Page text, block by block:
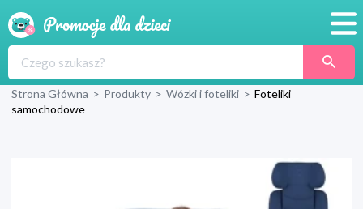
Produkty
Strona Główna > Produkty > Wózki i foteliki > Foteliki
samochodowe